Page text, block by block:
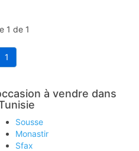
1 de 1
1
à vendre dans
Sousse
Monastir
Sfax